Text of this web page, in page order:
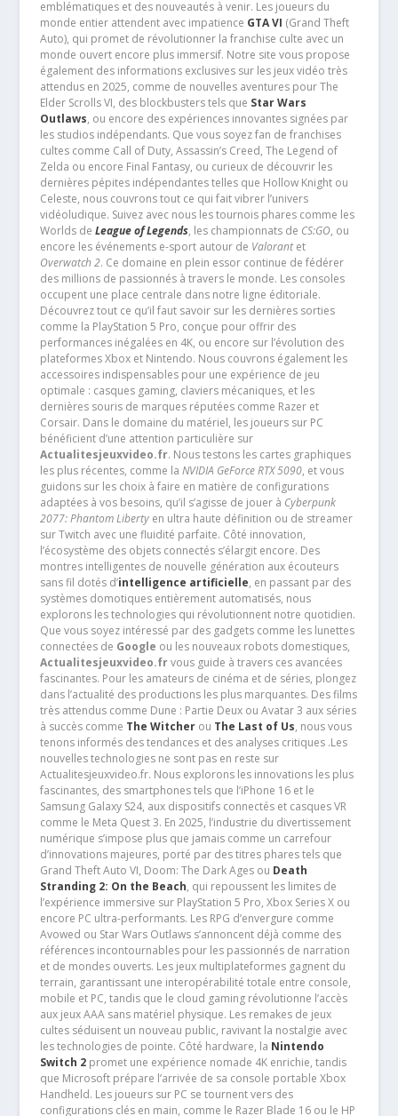
emblématiques et des nouveautés à venir. Les joueurs du
monde entier attendent avec impatience GTA VI (Grand Theft
Auto), qui promet de révolutionner la franchise culte avec un
monde ouvert encore plus immersif. Notre site vous propose
également des informations exclusives sur les jeux vidéo très
attendus en 2025, comme de nouvelles aventures pour The
Elder Scrolls VI, des blockbusters tels que Star Wars
Outlaws, ou encore des expériences innovantes signées par
les studios indépendants. Que vous soyez fan de franchises
cultes comme Call of Duty, Assassin’s Creed, The Legend of
Zelda ou encore Final Fantasy, ou curieux de découvrir les
dernières pépites indépendantes telles que Hollow Knight ou
Celeste, nous couvrons tout ce qui fait vibrer l’univers
vidéoludique. Suivez avec nous les tournois phares comme les
Worlds de League of Legends, les championnats de CS:GO, ou
encore les événements e-sport autour de Valorantet
Overwatch 2. Ce domaine en plein essor continue de fédérer
des millions de passionnés à travers le monde. Les consoles
occupent une place centrale dans notre ligne éditoriale.
Découvrez tout ce qu’il faut savoir sur les dernières sorties
comme la PlayStation 5 Pro, conçue pour offrir des
performances inégalées en 4K, ou encore sur l’évolution des
plateformes Xbox et Nintendo. Nous couvrons également les
accessoires indispensables pour une expérience de jeu
optimale : casques gaming, claviers mécaniques, et les
dernières souris de marques réputées comme Razer et
Corsair. Dans le domaine du matériel, les joueurs sur PC
bénéficient d’une attention particulière sur
Actualitesjeuxvideo.fr. Nous testons les cartes graphiques
les plus récentes, comme la NVIDIA GeForce RTX 5090, et vous
guidons sur les choix à faire en matière de configurations
adaptées à vos besoins, qu’il s’agisse de jouer à Cyberpunk
2077: Phantom Libertyen ultra haute définition ou de streamer
sur Twitch avec une fluidité parfaite. Côté innovation,
l’écosystème des objets connectés s’élargit encore. Des
montres intelligentes de nouvelle génération aux écouteurs
sans fil dotés d’intelligence artificielle, en passant par des
systèmes domotiques entièrement automatisés, nous
explorons les technologies qui révolutionnent notre quotidien.
Que vous soyez intéressé par des gadgets comme les lunettes
connectées de Google ou les nouveaux robots domestiques,
Actualitesjeuxvideo.frvous guide à travers ces avancées
fascinantes. Pour les amateurs de cinéma et de séries, plongez
dans l’actualité des productions les plus marquantes. Des films
très attendus comme Dune : Partie Deux ou Avatar 3 aux séries
à succès comme The Witcherou The Last of Us, nous vous
tenons informés des tendances et des analyses critiques .Les
nouvelles technologies ne sont pas en reste sur
Actualitesjeuxvideo.fr. Nous explorons les innovations les plus
fascinantes, des smartphones tels que l’iPhone 16 et le
Samsung Galaxy S24, aux dispositifs connectés et casques VR
comme le Meta Quest 3. En 2025, l’industrie du divertissement
numérique s’impose plus que jamais comme un carrefour
d’innovations majeures, porté par des titres phares tels que
Grand Theft Auto VI, Doom: The Dark Ages ou Death
Stranding 2: On the Beach, qui repoussent les limites de
l’expérience immersive sur PlayStation 5 Pro, Xbox Series X ou
encore PC ultra-performants. Les RPG d’envergure comme
Avowed ou Star Wars Outlaws s’annoncent déjà comme des
références incontournables pour les passionnés de narration
et de mondes ouverts. Les jeux multiplateformes gagnent du
terrain, garantissant une interopérabilité totale entre console,
mobile et PC, tandis que le cloud gaming révolutionne l’accès
aux jeux AAA sans matériel physique. Les remakes de jeux
cultes séduisent un nouveau public, ravivant la nostalgie avec
les technologies de pointe. Côté hardware, la Nintendo
Switch 2promet une expérience nomade 4K enrichie, tandis
que Microsoft prépare l’arrivée de sa console portable Xbox
Handheld. Les joueurs sur PC se tournent vers des
configurations clés en main, comme le Razer Blade 16 ou le HP